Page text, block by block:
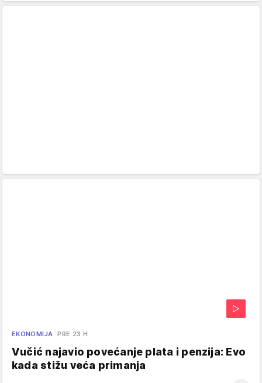
EKONOMIJA PRE 23 H
Vučić najavio povećanje plata i penzija: Evo
kada stižu veća primanja